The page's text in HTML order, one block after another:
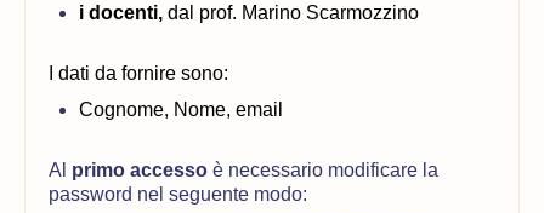
i docenti, dal prof. Marino Scarmozzino
I dati da fornire sono:
Cognome, Nome, email
Al primo accesso è necessario modificare la
password nel seguente modo: